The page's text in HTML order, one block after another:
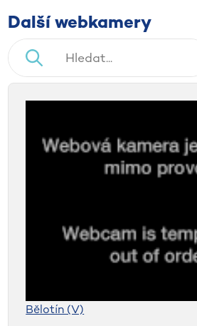
Další webkamery
Bělotín (V)